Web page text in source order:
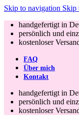
Skip to navigation Skip
handgefertigt in
persönlich und
kostenloser
FAQ
Über mich
Kontakt
handgefertigt in
persönlich und
kostenloser